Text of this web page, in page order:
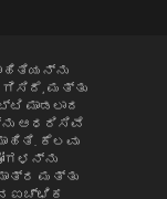
ಮತ್ತು
ಮಾಡಲಾದ
ಆಧರಿಸಿವೆ
ಕೆಲವು
ಮತ್ತು
ಐಚ್ಛಿಕ